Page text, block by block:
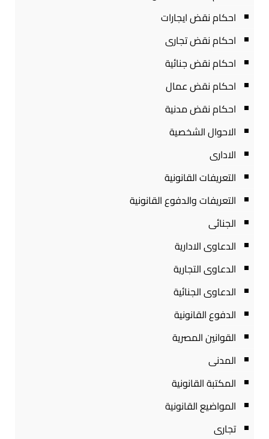
احكام نقض ايجارات
احكام نقض تجارى
احكام نقض جنائية
احكام نقض عمال
احكام نقض مدنية
الاحوال الشخصية
الادارى
التعريفات القانونية
التعريفات والدفوع القانونية
الجنائى
الدعاوى الادارية
الدعاوى التجارية
الدعاوى الجنائية
الدفوع القانونية
القوانين المصرية
المدنى
المكتبة القانونية
المواضيع القانونية
تجارى